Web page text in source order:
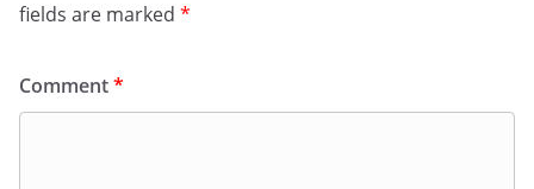
fields are marked *
Comment*